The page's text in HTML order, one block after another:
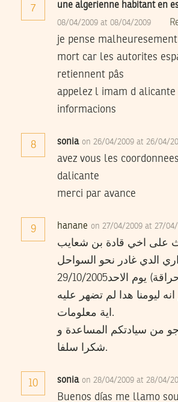
7 une algerienne habitant en
08/04/2009 at 08/04/2009
je pense
mort car les autorites
retiennent pâs
appelez l imam d alicante
informacions
8 sonia on 26/04/2009 at 26/04/
avez vous les
dalicante
merci par avance
9 hanane on 27/04/2009 at 27/
على اخي قادة بن شعايب
الدي غادر نحو السواحل
ليومنا هدا لم تضهر عليه
اية معلومات.
من سيادتكم المساعدة و
شكرا سلفا.
10 sonia on 28/04/2009 at 28/04/
Buenos días me llamo